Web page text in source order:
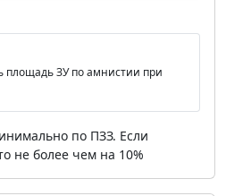
площадь ЗУ по амнистии при
по ПЗЗ. Если
не более чем на 10%